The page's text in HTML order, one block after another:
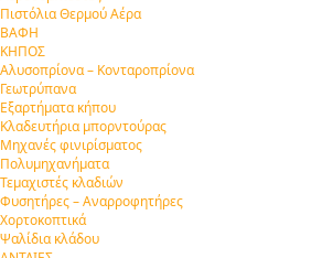
Πιστόλια Θερμού Αέρα
ΒΑΦΗ
ΚΗΠΟΣ
Αλυσοπρίονα – Κονταροπρίονα
Γεωτρύπανα
Εξαρτήματα κήπου
Κλαδευτήρια μπορντούρας
Μηχανές φινιρίσματος
Πολυμηχανήματα
Τεμαχιστές κλαδιών
Φυσητήρες – Αναρροφητήρες
Χορτοκοπτικά
Ψαλίδια κλάδου